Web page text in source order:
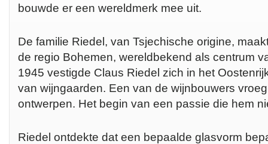
bouwde er een wereldmerk mee uit.
De familie Riedel, van Tsjechische origine,
de regio Bohemen, wereldbekend als centrum
1945 vestigde Claus Riedel zich in het
van wijngaarden. Een van de wijnbouwers
ontwerpen. Het begin van een passie die hem
Riedel ontdekte dat een bepaalde glasvorm